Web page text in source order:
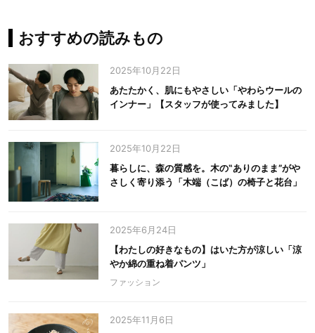
おすすめの読みもの
2025年10月22日
あたたかく、肌にもやさしい「やわらウールの
インナー」【スタッフが使ってみました】
2025年10月22日
暮らしに、森の質感を。木の‟ありのまま”がや
さしく寄り添う「木端（こば）の椅子と花台」
2025年6月24日
【わたしの好きなもの】はいた方が涼しい「涼
やか綿の重ね着パンツ」
ファッション
2025年11月6日